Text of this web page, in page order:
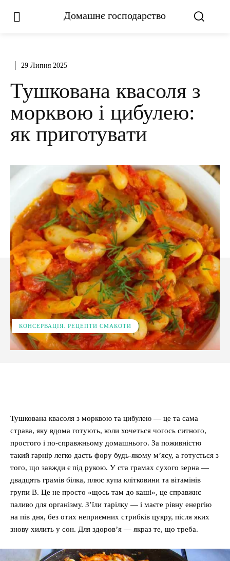
Домашнє господарство
29 Липня 2025
Тушкована квасоля з
морквою і цибулею:
як приготувати
КОНСЕРВАЦІЯ. РЕЦЕПТИ СМАКОТИ
Тушкована квасоля з морквою та цибулею — це та сама
страва, яку вдома готують, коли хочеться чогось ситного,
простого і по-справжньому домашнього. За поживністю
такий гарнір легко дасть фору будь-якому м’ясу, а готується з
того, що завжди є під рукою. У ста грамах сухого зерна —
двадцять грамів білка, плюс купа клітковини та вітамінів
групи B. Це не просто «щось там до каші», це справжнє
паливо для організму. З’їли тарілку — і маєте рівну енергію
на пів дня, без отих неприємних стрибків цукру, після яких
знову хилить у сон. Для здоров’я — якраз те, що треба.